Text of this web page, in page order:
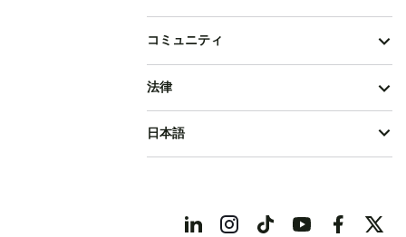
コミュニティ
法律
日本語